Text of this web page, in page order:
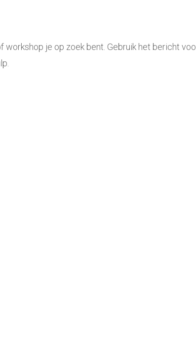
je op zoek bent. Gebruik het bericht